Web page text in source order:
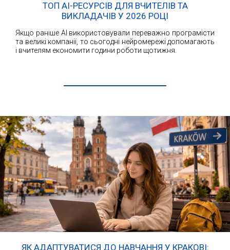
ТОП AI-РЕСУРСІВ ДЛЯ ВЧИТЕЛІВ ТА
ВИКЛАДАЧІВ У 2026 РОЦІ
Якщо раніше AI використовували переважно програмісти
та великі компанії, то сьогодні нейромережі допомагають
і вчителям економити години роботи щотижня.
ЯК АДАПТУВАТИСЯ ДО НАВЧАННЯ У КРАКОВІ: